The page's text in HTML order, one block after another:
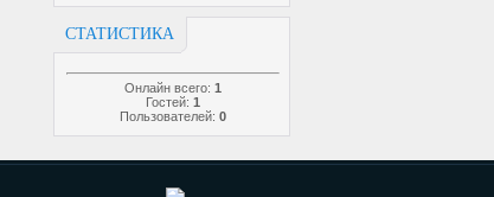
СТАТИСТИКА
Онлайн всего: 1
Гостей: 1
Пользователей: 0